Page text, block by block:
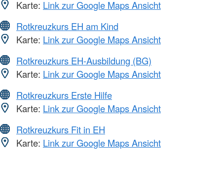
Karte: Link zur Google Maps Ansicht
Rotkreuzkurs EH am Kind
Karte: Link zur Google Maps Ansicht
Rotkreuzkurs EH-Ausbildung (BG)
Karte: Link zur Google Maps Ansicht
Rotkreuzkurs Erste Hilfe
Karte: Link zur Google Maps Ansicht
Rotkreuzkurs Fit in EH
Karte: Link zur Google Maps Ansicht